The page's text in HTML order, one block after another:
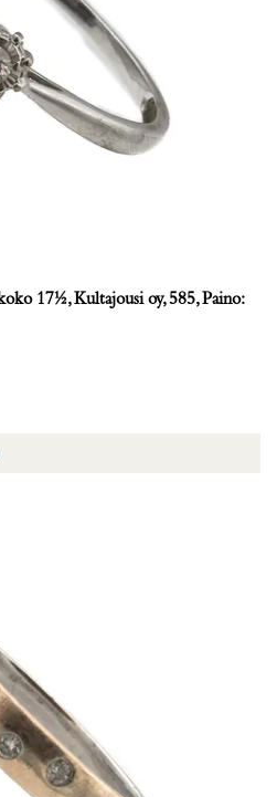
17½, Kultajousi oy, 585, Paino: